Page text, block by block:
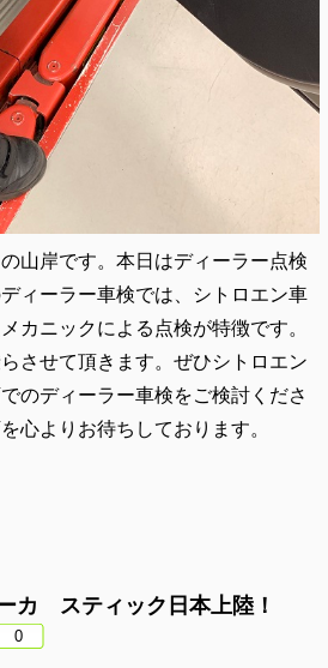
山岸です。本日はディーラー点検
ィーラー車検では、シトロエン車
カニックによる点検が特徴です。
させて頂きます。ぜひシトロエン
のディーラー車検をご検討くださ
心よりお待ちしております。
カ スティック日本上陸！
0